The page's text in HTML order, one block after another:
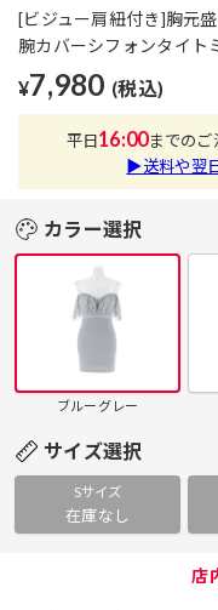
[ビジュー肩紐付き]胸元
腕カバーシフォンタイト
¥7,980 (税込)
平日16:00までのご
▶送料や翌
カラー選択
ブルーグレー
サイズ選択
Sサイズ
在庫なし
店